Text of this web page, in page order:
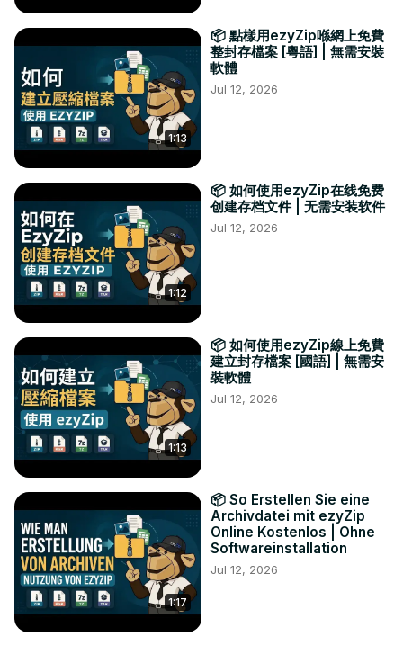
1:13
📦 點樣用ezyZip喺網上免費
整封存檔案 [粵語] | 無需安裝
軟體
Jul 12, 2026
1:12
📦 如何使用ezyZip在线免费
创建存档文件 | 无需安装软件
Jul 12, 2026
1:13
📦 如何使用ezyZip線上免費
建立封存檔案 [國語] | 無需安
裝軟體
Jul 12, 2026
1:17
📦 So Erstellen Sie eine
Archivdatei mit ezyZip
Online Kostenlos | Ohne
Softwareinstallation
Jul 12, 2026